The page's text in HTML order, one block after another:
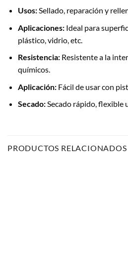
Usos:Sellado, reparación y
Aplicaciones:Ideal para
plástico, vidrio, etc.
Resistencia:Resistente a la
químicos.
Aplicación:Fácil de usar con
Secado:Secado rápido, flexible
PRODUCTOS RELACIONADOS